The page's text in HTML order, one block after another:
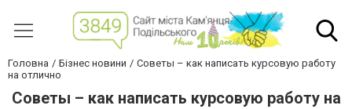
Головна Бізнес новини
Советы – как написать курсовую работу
на отлично
Советы – как написать курсовую работу на